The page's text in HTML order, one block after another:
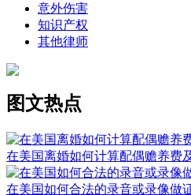
意外伤害
知识产权
其他律师
图文热点
在美国离婚如何计算配偶赡养费
在美国如何合法的录音或录像做